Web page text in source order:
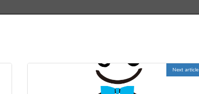
Next article